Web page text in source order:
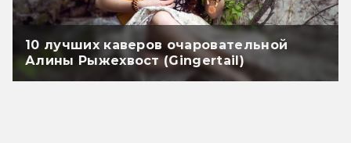
10 лучших каверов очаровательной
Алины Рыжехвост (Gingertail)